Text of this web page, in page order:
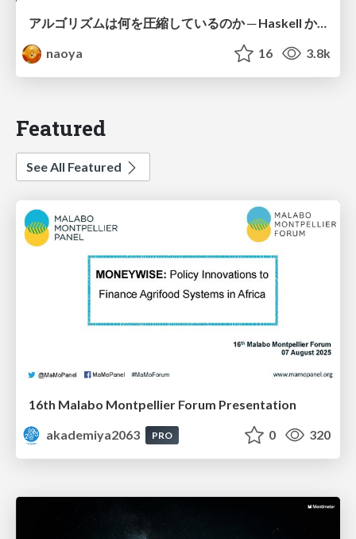
アルゴリズムは何を圧縮しているのか ─ Haskell から育った「圧縮代数」というメンタルモデル
naoya
16 3.8k
Featured
See All Featured
16th Malabo Montpellier Forum Presentation
akademiya2063
PRO 0 320